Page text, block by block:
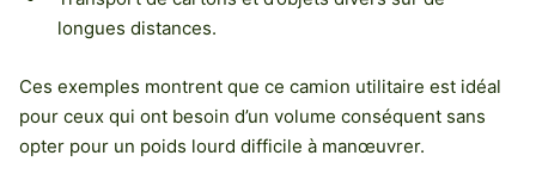
longues distances.
Ces exemples montrent que ce camion utilitaire est idéal
pour ceux qui ont besoin d’un volume conséquent sans
opter pour un poids lourd difficile à manœuvrer.